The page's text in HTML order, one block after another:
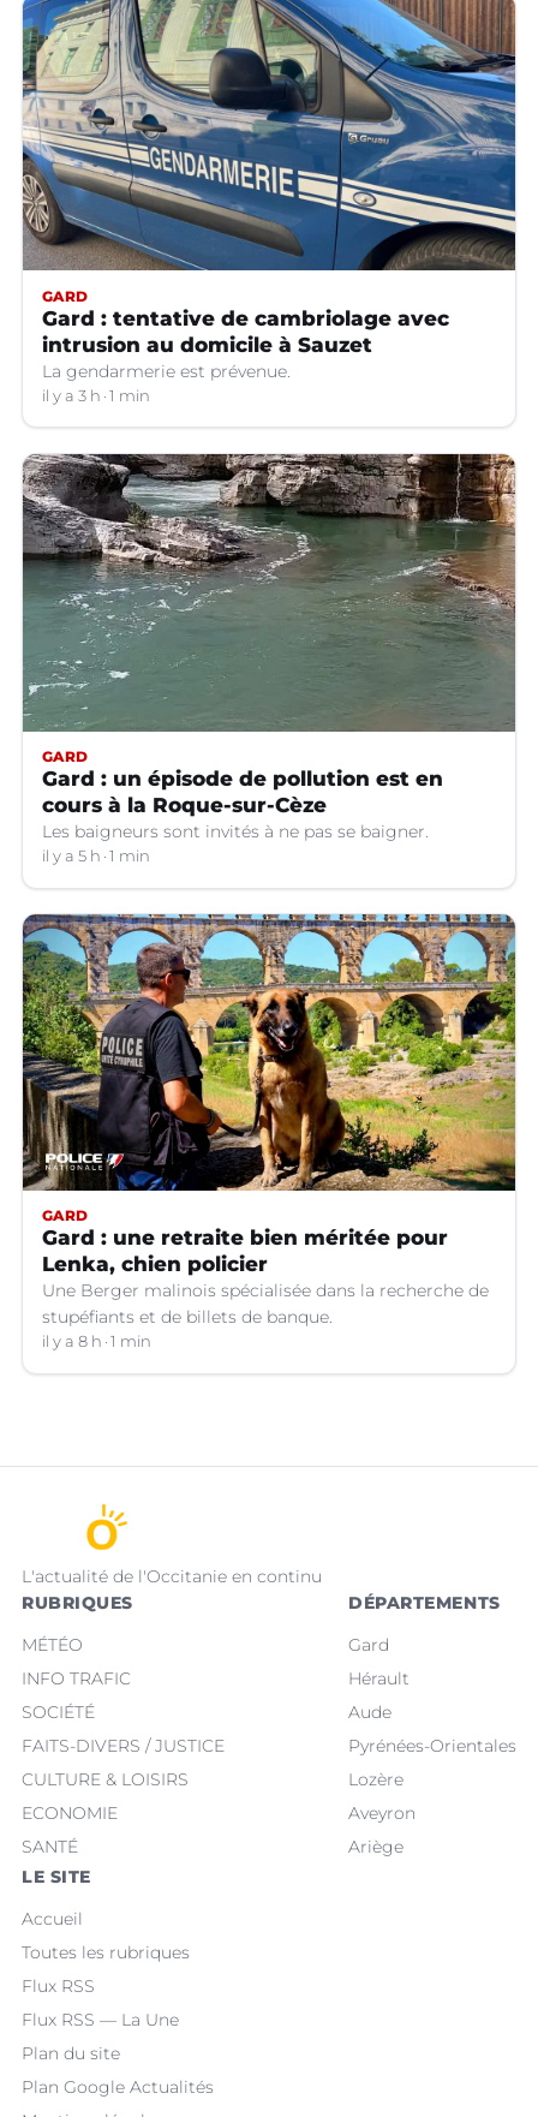
GARD
Gard : tentative de cambriolage avec
intrusion au domicile à Sauzet
La gendarmerie est prévenue.
il y a 3 h 1 min
GARD
Gard : un épisode de pollution est en
cours à la Roque-sur-Cèze
Les baigneurs sont invités à ne pas se baigner.
il y a 5 h 1 min
GARD
Gard : une retraite bien méritée pour
Lenka, chien policier
Une Berger malinois spécialisée dans la recherche de
stupéfiants et de billets de banque.
il y a 8 h 1 min
L'actualité de l'Occitanie en continu
RUBRIQUES
MÉTÉO
INFO TRAFIC
SOCIÉTÉ
FAITS-DIVERS / JUSTICE
CULTURE & LOISIRS
ECONOMIE
SANTÉ
DÉPARTEMENTS
Gard
Hérault
Aude
Pyrénées-Orientales
Lozère
Aveyron
Ariège
LE SITE
Accueil
Toutes les rubriques
Flux RSS
Flux RSS — La Une
Plan du site
Plan Google Actualités